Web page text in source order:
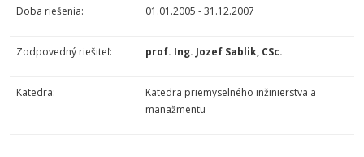
Doba riešenia: 01.01.2005 - 31.12.2007
Zodpovedný riešiteľ: prof. Ing. Jozef Sablik, CSc.
Katedra:
Katedra priemyselného inžinierstva a
manažmentu